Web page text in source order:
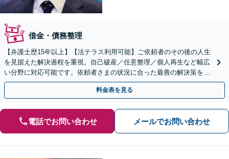
借金・債務整理
【弁護士歴15年以上】【法テラス利用可能】ご依頼者のその後の人生
を見据えた解決過程を重視。自己破産／任意整理／個人再生など幅広
い分野に対応可能です。依頼者さまの状況に合った最善の解決策をご
提案します。【初回相談無料】【静岡駅10分】
料金表を見る
電話でお問い合わせ メールでお問い合わせ